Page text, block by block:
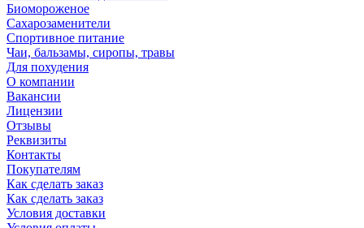
Биомороженое
Сахарозаменители
Спортивное питание
Чаи, бальзамы, сиропы, травы
Для похудения
О компании
Вакансии
Лицензии
Отзывы
Реквизиты
Контакты
Покупателям
Как сделать заказ
Как сделать заказ
Условия доставки